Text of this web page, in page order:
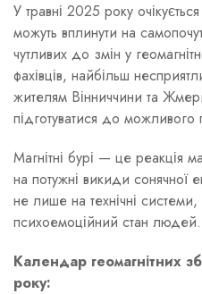
У травні 2025 року
можуть вплинути на
чутливих до змін у
фахівців, найбільш
жителям Вінниччини та
підготуватися до можливого
Магнітні бурі — це реакція
на потужні викиди сонячної
не лише на технічні
психоемоційний стан людей.
Календар геомагнітних
року: